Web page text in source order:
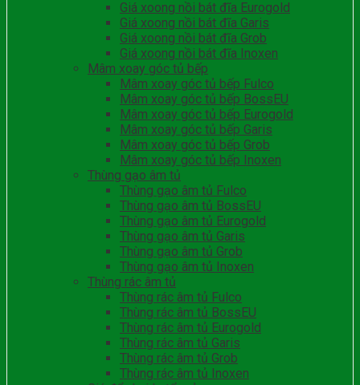
Giá xoong nồi bát đĩa Eurogold
Giá xoong nồi bát đĩa Garis
Giá xoong nồi bát đĩa Grob
Giá xoong nồi bát đĩa Inoxen
Mâm xoay góc tủ bếp
Mâm xoay góc tủ bếp Fulco
Mâm xoay góc tủ bếp BossEU
Mâm xoay góc tủ bếp Eurogold
Mâm xoay góc tủ bếp Garis
Mâm xoay góc tủ bếp Grob
Mâm xoay góc tủ bếp Inoxen
Thùng gạo âm tủ
Thùng gạo âm tủ Fulco
Thùng gạo âm tủ BossEU
Thùng gạo âm tủ Eurogold
Thùng gạo âm tủ Garis
Thùng gạo âm tủ Grob
Thùng gạo âm tủ Inoxen
Thùng rác âm tủ
Thùng rác âm tủ Fulco
Thùng rác âm tủ BossEU
Thùng rác âm tủ Eurogold
Thùng rác âm tủ Garis
Thùng rác âm tủ Grob
Thùng rác âm tủ Inoxen